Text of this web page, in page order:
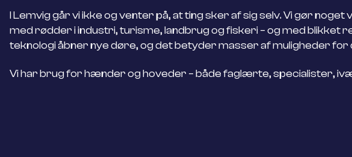
I Lemvig går vi ikke og venter på, at ting sker af sig selv. Vi gør
med rødder i industri, turisme, landbrug og fiskeri – og med blikket
teknologi åbner nye døre, og det betyder masser af muligheder for
Vi har brug for hænder og hoveder – både faglærte, specialister,